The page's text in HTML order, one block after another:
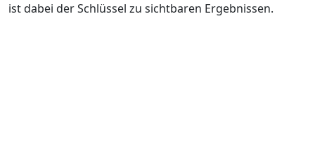
ist dabei der Schlüssel zu sichtbaren Ergebnissen.